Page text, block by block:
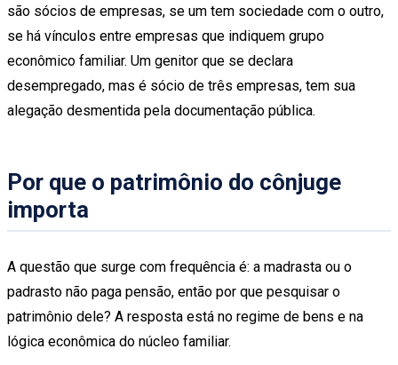
são sócios de empresas, se um tem sociedade com o outro,
se há vínculos entre empresas que indiquem grupo
econômico familiar. Um genitor que se declara
desempregado, mas é sócio de três empresas, tem sua
alegação desmentida pela documentação pública.
Por que o patrimônio do cônjuge
importa
A questão que surge com frequência é: a madrasta ou o
padrasto não paga pensão, então por que pesquisar o
patrimônio dele? A resposta está no regime de bens e na
lógica econômica do núcleo familiar.